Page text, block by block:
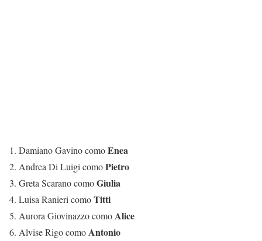
1. Damiano Gavino comoEnea
2. Andrea Di Luigi comoPietro
3. Greta Scarano comoGiulia
4. Luisa Ranieri comoTitti
5. Aurora Giovinazzo comoAlice
6. Alvise Rigo comoAntonio